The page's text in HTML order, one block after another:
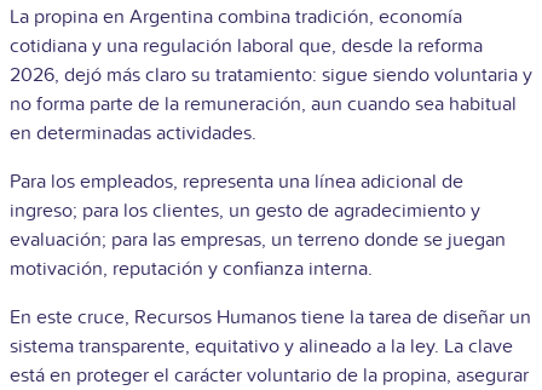
La propina en Argentina combina tradición, economía
cotidiana y una regulación laboral que, desde la reforma
2026, dejó más claro su tratamiento: sigue siendo voluntaria y
no forma parte de la remuneración, aun cuando sea habitual
en determinadas actividades.
Para los empleados, representa una línea adicional de
ingreso; para los clientes, un gesto de agradecimiento y
evaluación; para las empresas, un terreno donde se juegan
motivación, reputación y confianza interna.
En este cruce, Recursos Humanos tiene la tarea de diseñar un
sistema transparente, equitativo y alineado a la ley. La clave
está en proteger el carácter voluntario de la propina, asegurar